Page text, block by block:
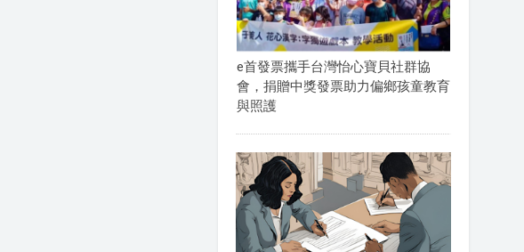
e首發票攜手台灣怡心寶貝社群協
會，捐贈中獎發票助力偏鄉孩童教育
與照護